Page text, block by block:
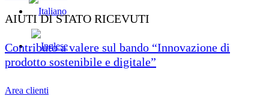
Area clienti
AIUTI DI STATO RICEVUTI
Contributo a valere sul bando “Innovazione di
prodotto sostenibile e digitale”